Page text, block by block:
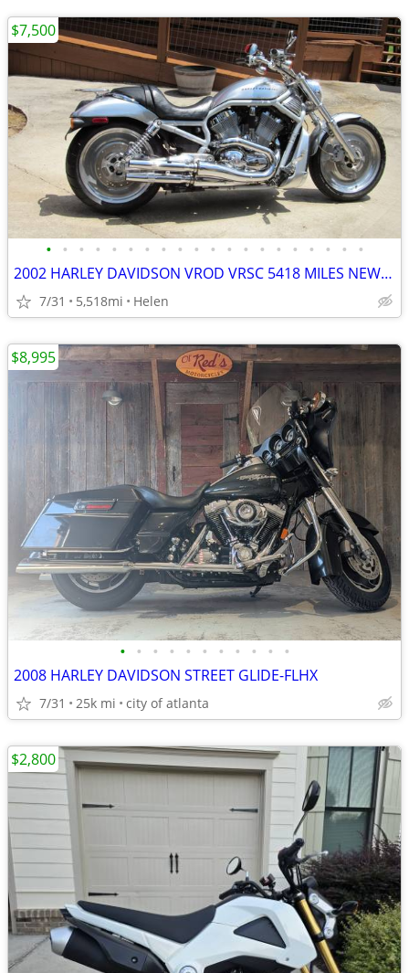
• • • • • • • • • • • • • • • • • • • •
2002 HARLEY DAVIDSON VROD VRSC 5418 MILES NEW TIRES AND BATTERY
7/31 5,518mi Helen
$7,500
• • • • • • • • • • •
2008 HARLEY DAVIDSON STREET GLIDE-FLHX
7/31 25k mi city of atlanta
$8,995
$2,800